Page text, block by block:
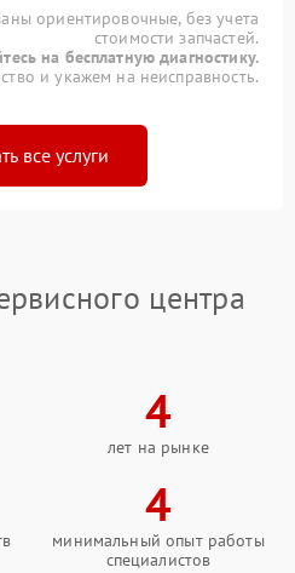
ориентировочные, без учета
стоимости запчастей.
на бесплатную диагностику.
и укажем на неисправность.
все услуги
центра
4
лет на рынке
4
минимальный опыт работы
специалистов